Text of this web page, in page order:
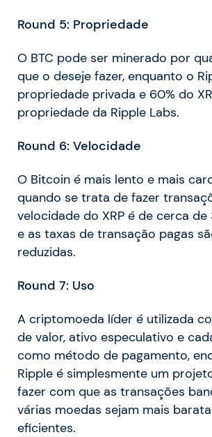
Round 5: Propriedade
O BTC pode ser minerado por
que o deseje fazer, enquanto o
propriedade privada e 60% do
propriedade da Ripple Labs.
Round 6: Velocidade
O Bitcoin é mais lento e mais
quando se trata de fazer
velocidade do XRP é de cerca de
e as taxas de transação pagas
reduzidas.
Round 7: Uso
A criptomoeda líder é utilizada
de valor, ativo especulativo e
como método de pagamento,
Ripple é simplesmente um
fazer com que as transações
várias moedas sejam mais
eficientes.